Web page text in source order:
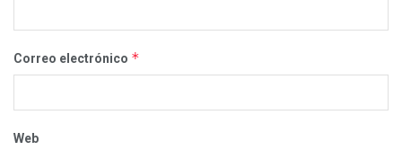
Correo electrónico *
Web